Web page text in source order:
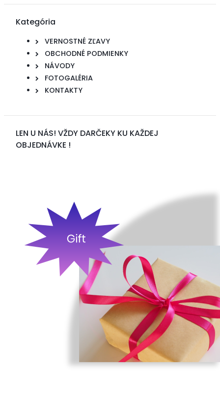
Kategória
VERNOSTNÉ ZĽAVY
OBCHODNÉ PODMIENKY
NÁVODY
FOTOGALÉRIA
KONTAKTY
LEN U NÁS! VŽDY DARČEKY KU KAŽDEJ
OBJEDNÁVKE !